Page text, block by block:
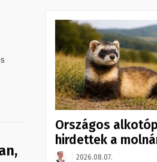
Országos
hirdettek a
2026.08.07.